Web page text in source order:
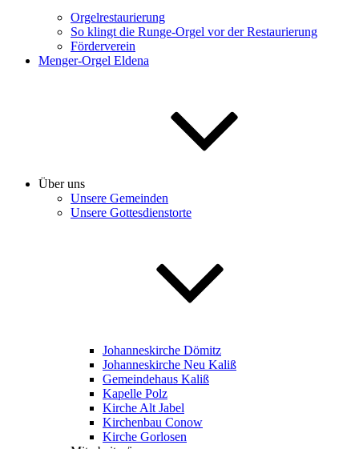
Orgelrestaurierung
So klingt die Runge-Orgel vor der Restaurierung
Förderverein
Menger-Orgel Eldena
Über uns
Unsere Gemeinden
Unsere Gottesdienstorte
Johanneskirche Dömitz
Johanneskirche Neu Kaliß
Gemeindehaus Kaliß
Kapelle Polz
Kirche Alt Jabel
Kirchenbau Conow
Kirche Gorlosen